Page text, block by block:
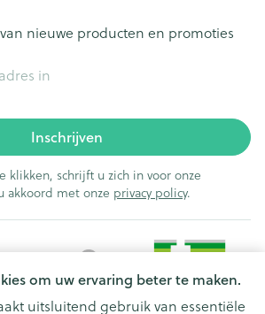
om uw ervaring beter te maken.
uitsluitend gebruik van essentiële
nieuwe producten en promoties
Inschrijven
klikken, schrijft u zich in voor onze
akkoord met onze privacy policy.